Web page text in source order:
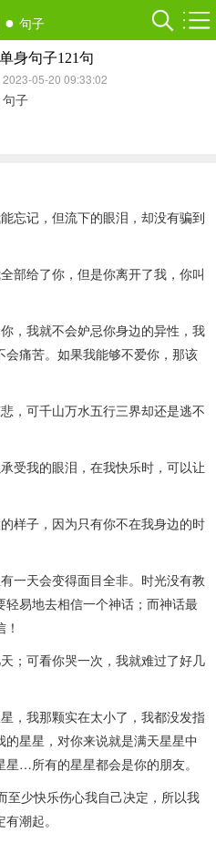
● 句子
身句子121句
2023-05-20 09:33:02
句子
忘记，但流下的眼泪，却没有骗到
部给了你，但是你离开了我，你叫
，我就不会妒忌你身边的异性，我
痛苦。如果我能够不爱你，那该
，可千山万水五行三界却还是逃不
受我的眼泪，在我快乐时，可以让
样子，因为只有你不在我身边的时
一天会变得面目全非。时光没有教
易地去相信一个神话；而神话最
；可看你哭一次，我就难过了好几
，我那颗实在太小了，我都没发指
星星，对你来说就是满天星星中
…所有的星星都会是你的朋友。
至少快乐伤心我自己决定，所以我
潮起。